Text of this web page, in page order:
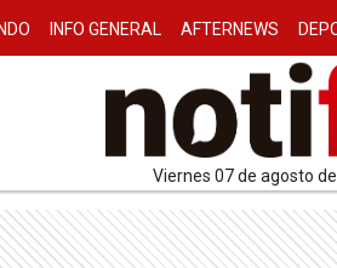
INFO GENERAL AFTERNEWS
viernes 07 de agosto